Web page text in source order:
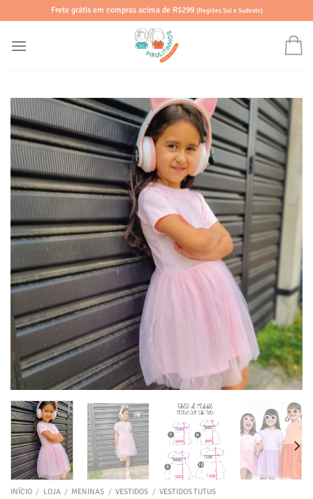
to
content
Frete grátis em compras acima de R$299 (Regiões Sul e Sudeste)
INÍCIO / LOJA / MENINAS / VESTIDOS / VESTIDOS TUTUS